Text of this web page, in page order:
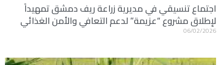
اجتماع تنسيقي في مديرية زراعة ريف دمشق تمهيداً
لإطلاق مشروع “عزيمة” لدعم التعافي والأمن الغذائي
06/02/2026